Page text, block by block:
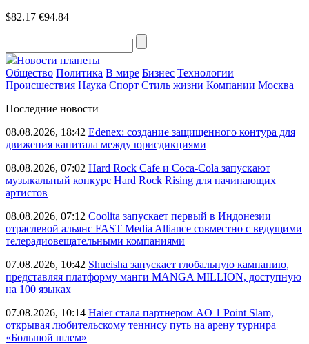
$82.17 €94.84
Новости планеты
Общество Политика В мире Бизнес Технологии
Происшествия Наука Спорт Стиль жизни Компании Москва
Последние новости
08.08.2026, 18:42 Edenex: создание защищенного контура для
движения капитала между юрисдикциями
08.08.2026, 07:02 Hard Rock Cafe и Coca-Cola запускают
музыкальный конкурс Hard Rock Rising для начинающих
артистов
08.08.2026, 07:12 Coolita запускает первый в Индонезии
отраслевой альянс FAST Media Alliance совместно с ведущими
телерадиовещательными компаниями
07.08.2026, 10:42 Shueisha запускает глобальную кампанию,
представляя платформу манги MANGA MILLION, доступную
на 100 языках
07.08.2026, 10:14 Haier стала партнером AO 1 Point Slam,
открывая любительскому теннису путь на арену турнира
«Большой шлем»